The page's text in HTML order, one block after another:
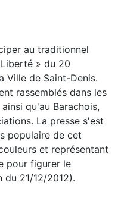
au traditionnel
» du 20
Ville de Saint-Denis.
rassemblés dans les
qu'au Barachois,
La presse s'est
populaire de cet
et représentant
pour figurer le
du 21/12/2012).